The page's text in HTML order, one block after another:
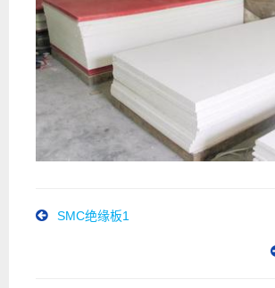
SMC绝缘板1